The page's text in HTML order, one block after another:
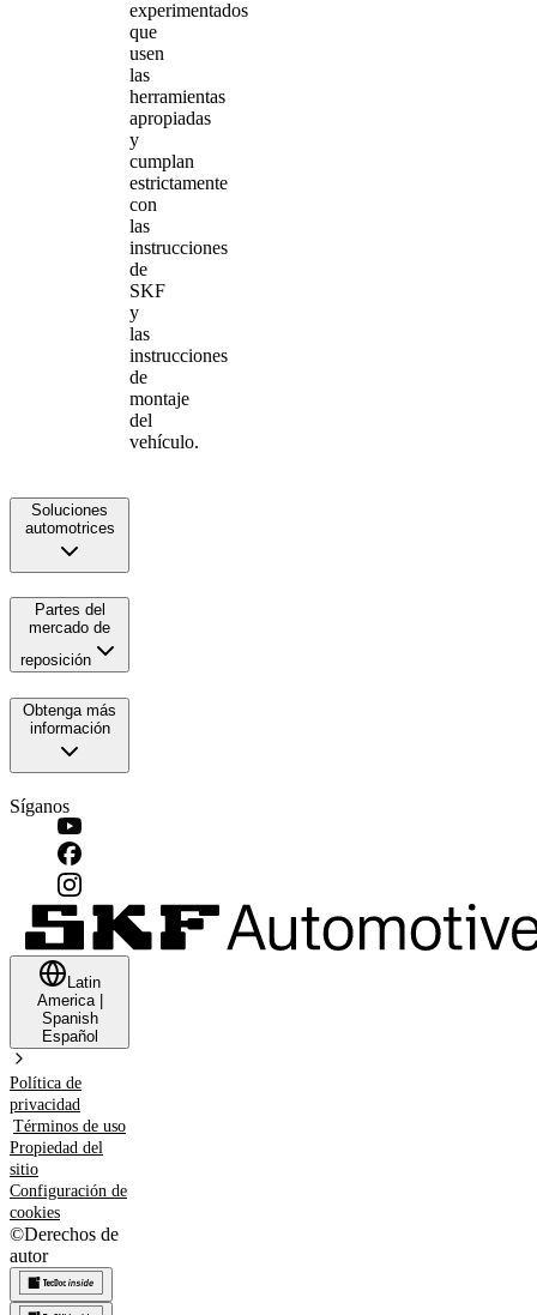
experimentados
que
usen
las
herramientas
apropiadas
y
cumplan
estrictamente
con
las
instrucciones
de
SKF
y
las
instrucciones
de
montaje
del
vehículo.
Soluciones
automotrices
Partes del
mercado de
reposición
Obtenga más
información
Síganos
Latin
America|
Spanish
Español
Política de
privacidad
Términos de uso
Propiedad del
sitio
Configuración de
cookies
©Derechos de
autor